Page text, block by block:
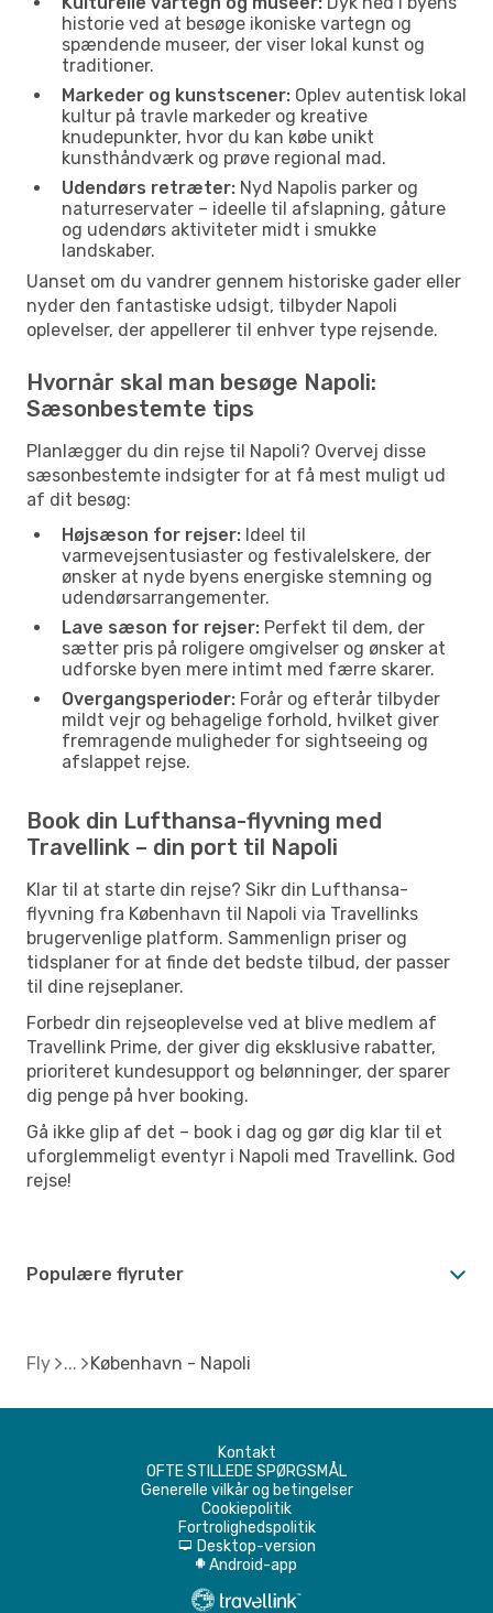
historie ved at besøge ikoniske vartegn og
spændende museer, der viser lokal kunst og
traditioner.
Markeder og kunstscener: Oplev autentisk lokal
kultur på travle markeder og kreative
knudepunkter, hvor du kan købe unikt
kunsthåndværk og prøve regional mad.
Udendørs retræter: Nyd Napolis parker og
naturreservater – ideelle til afslapning, gåture
og udendørs aktiviteter midt i smukke
landskaber.
Uanset om du vandrer gennem historiske gader eller
nyder den fantastiske udsigt, tilbyder Napoli
oplevelser, der appellerer til enhver type rejsende.
Hvornår skal man besøge Napoli:
Sæsonbestemte tips
Planlægger du din rejse til Napoli? Overvej disse
sæsonbestemte indsigter for at få mest muligt ud
af dit besøg:
Højsæson for rejser: Ideel til
varmevejsentusiaster og festivalelskere, der
ønsker at nyde byens energiske stemning og
udendørsarrangementer.
Lave sæson for rejser: Perfekt til dem, der
sætter pris på roligere omgivelser og ønsker at
udforske byen mere intimt med færre skarer.
Overgangsperioder: Forår og efterår tilbyder
mildt vejr og behagelige forhold, hvilket giver
fremragende muligheder for sightseeing og
afslappet rejse.
Book din Lufthansa-flyvning med
Travellink – din port til Napoli
Klar til at starte din rejse? Sikr din Lufthansa-
flyvning fra København til Napoli via Travellinks
brugervenlige platform. Sammenlign priser og
tidsplaner for at finde det bedste tilbud, der passer
til dine rejseplaner.
Forbedr din rejseoplevelse ved at blive medlem af
Travellink Prime, der giver dig eksklusive rabatter,
prioriteret kundesupport og belønninger, der sparer
dig penge på hver booking.
Gå ikke glip af det – book i dag og gør dig klar til et
uforglemmeligt eventyr i Napoli med Travellink. God
rejse!
Populære flyruter
Fly København - Napoli
Kontakt
OFTE STILLEDE SPØRGSMÅL
Generelle vilkår og betingelser
Cookiepolitik
Fortrolighedspolitik
d Desktop-version
A Android-app